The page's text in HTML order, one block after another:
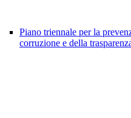
Piano triennale per la
corruzione e della